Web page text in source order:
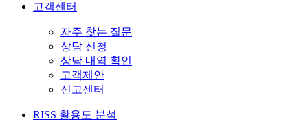
고객센터
자주 찾는 질문
상담 신청
상담 내역 확인
고객제안
신고센터
RISS 활용도 분석